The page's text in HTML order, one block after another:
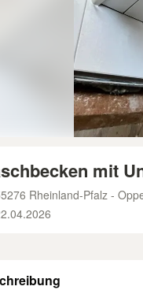
mit
Rheinland-Pfalz -